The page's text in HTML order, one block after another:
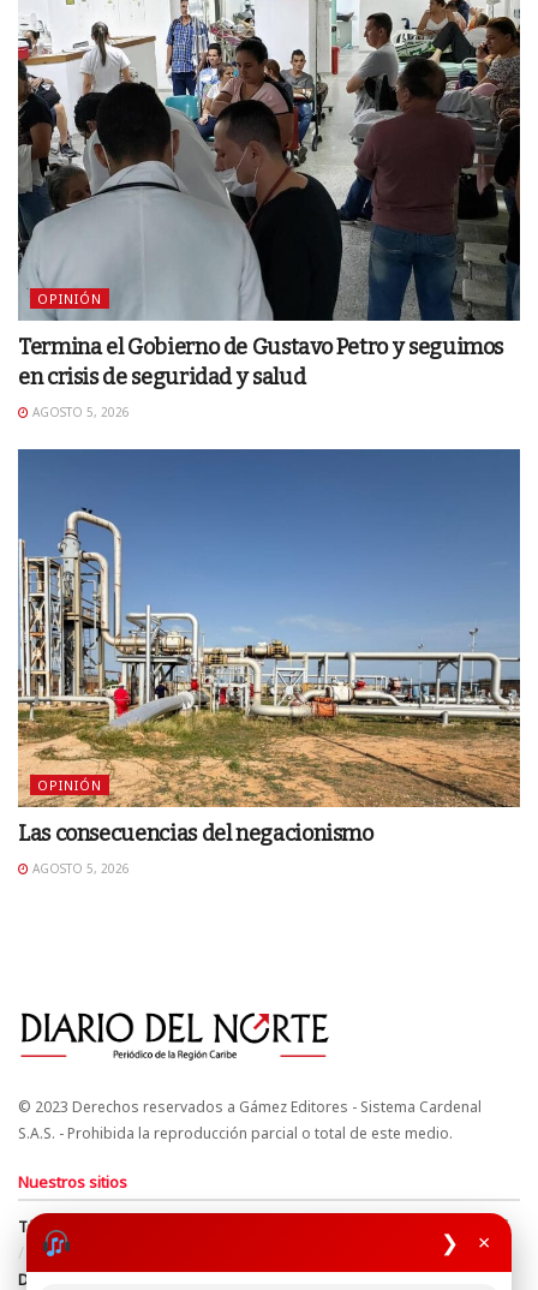
❯ ×
OPINIÓN
Termina el Gobierno de Gustavo Petro y seguimos
en crisis de seguridad y salud
AGOSTO 5, 2026
OPINIÓN
Las consecuencias del negacionismo
AGOSTO 5, 2026
© 2023 Derechos reservados a Gámez Editores - Sistema Cardenal
S.A.S. - Prohibida la reproducción parcial o total de este medio.
Nuestros sitios
Términos y Condiciones
Derechos de Autor y Propiedad Intelectual
Política de uso de cookies
Política de Tratamiento de Datos
Directrices Editoriales